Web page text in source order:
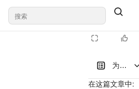
为 iOS
在这篇文章中: